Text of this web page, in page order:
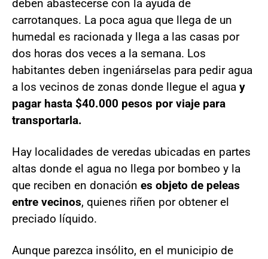
deben abastecerse con la ayuda de
carrotanques. La poca agua que llega de un
humedal es racionada y llega a las casas por
dos horas dos veces a la semana. Los
habitantes deben ingeniárselas para pedir agua
a los vecinos de zonas donde llegue el agua y
pagar hasta $40.000 pesos por viaje para
transportarla.
Hay localidades de veredas ubicadas en partes
altas donde el agua no llega por bombeo y la
que reciben en donación es objeto de peleas
entre vecinos, quienes riñen por obtener el
preciado líquido.
Aunque parezca insólito, en el municipio de